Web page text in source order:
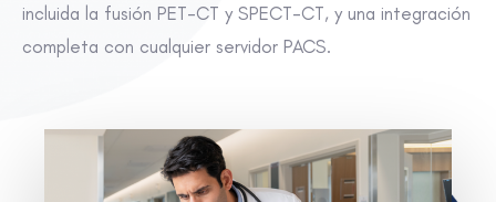
incluida la fusión PET-CT y SPECT-CT, y una integración
completa con cualquier servidor PACS.